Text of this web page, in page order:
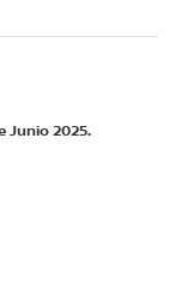
Junio 2025.